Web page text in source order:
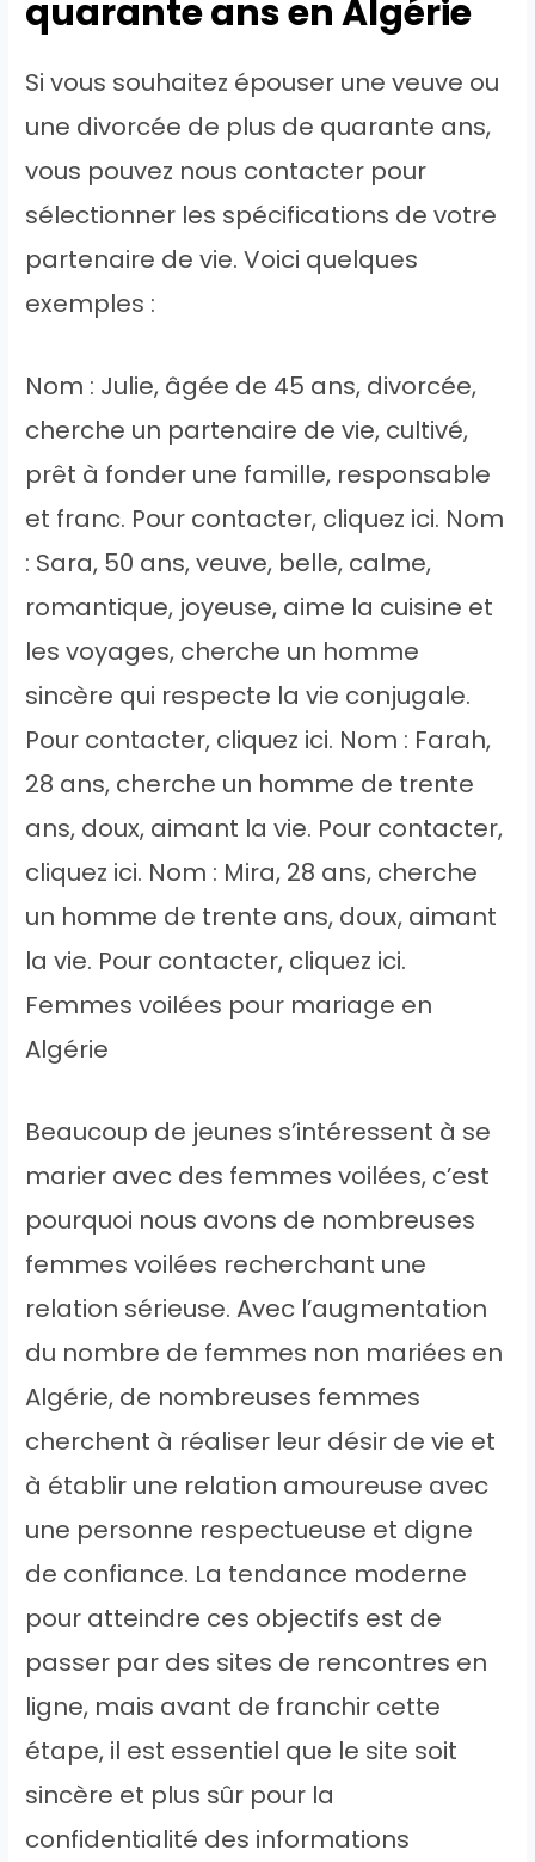
quarante ans en Algérie
Si vous souhaitez épouser une veuve ou
une divorcée de plus de quarante ans,
vous pouvez nous contacter pour
sélectionner les spécifications de votre
partenaire de vie. Voici quelques
exemples :
Nom : Julie, âgée de 45 ans, divorcée,
cherche un partenaire de vie, cultivé,
prêt à fonder une famille, responsable
et franc. Pour contacter, cliquez ici. Nom
: Sara, 50 ans, veuve, belle, calme,
romantique, joyeuse, aime la cuisine et
les voyages, cherche un homme
sincère qui respecte la vie conjugale.
Pour contacter, cliquez ici. Nom : Farah,
28 ans, cherche un homme de trente
ans, doux, aimant la vie. Pour contacter,
cliquez ici. Nom : Mira, 28 ans, cherche
un homme de trente ans, doux, aimant
la vie. Pour contacter, cliquez ici.
Femmes voilées pour mariage en
Algérie
Beaucoup de jeunes s’intéressent à se
marier avec des femmes voilées, c’est
pourquoi nous avons de nombreuses
femmes voilées recherchant une
relation sérieuse. Avec l’augmentation
du nombre de femmes non mariées en
Algérie, de nombreuses femmes
cherchent à réaliser leur désir de vie et
à établir une relation amoureuse avec
une personne respectueuse et digne
de confiance. La tendance moderne
pour atteindre ces objectifs est de
passer par des sites de rencontres en
ligne, mais avant de franchir cette
étape, il est essentiel que le site soit
sincère et plus sûr pour la
confidentialité des informations